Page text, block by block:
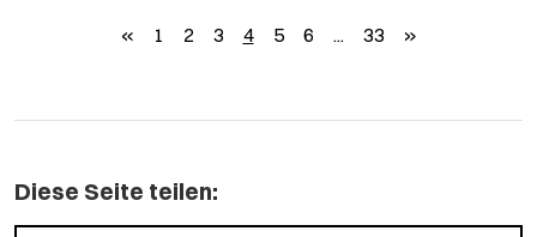
«zurück
1 2 3 4 5 6 ... 33 »weiter
Diese Seite teilen: